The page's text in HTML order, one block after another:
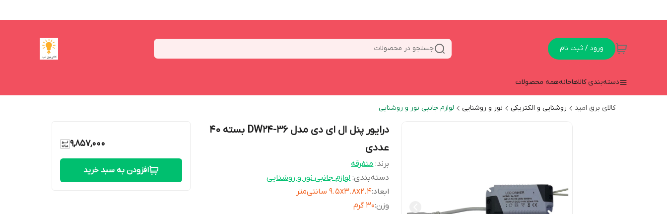
ورود / ثبت نام جستجو در محصولات
دسته‌بندی کالاهاخانههمه محصولات
کالای برق امید روشنایی و الکتریکی نور و روشنایی لوازم جانبی نور و روشنایی
درایور پنل ال ای دی مدل DW24-36 بسته 40
عددی
برند: متفرقه
دسته‌بندی:لوازم جانبی نور و روشنایی
ابعاد:9.5x3.8x2.4 سانتی‌متر
وزن:30 گرم
9,857,000
افزودن به سبد خرید